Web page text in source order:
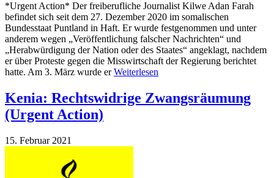
*Urgent Action* Der freiberufliche Journalist Kilwe Adan Farah
befindet sich seit dem 27. Dezember 2020 im somalischen
Bundesstaat Puntland in Haft. Er wurde festgenommen und unter
anderem wegen „Veröffentlichung falscher Nachrichten“ und
„Herabwürdigung der Nation oder des Staates“ angeklagt, nachdem
er über Proteste gegen die Misswirtschaft der Regierung berichtet
hatte. Am 3. März wurde erWeiterlesen
Kenia: Rechtswidrige Zwangsräumung
(Urgent Action)
15. Februar 2021